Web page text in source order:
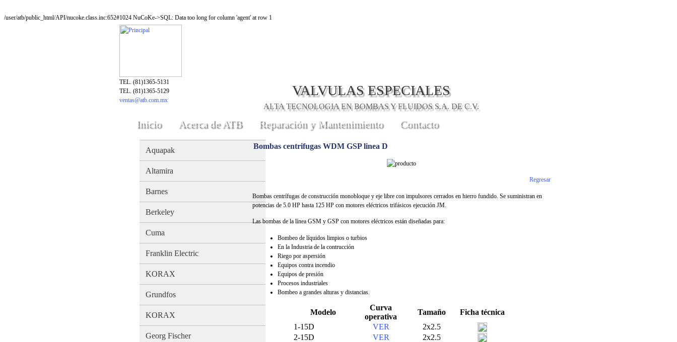
/user/atb/public_html/API/nucoke.class.inc:652#1024 NuCoKe->SQL: Data too long for column 'agent' at row 1
VALVULAS ESPECIALES
TEL. (81)1365-5131
TEL. (81)1365-5129
ventas@atb.com.mx
ALTA TECNOLOGIA EN BOMBAS Y FLUIDOS S.A. DE C.V.
Inicio Acerca de ATB Reparación y Mantenimiento Contacto
Aquapak
Altamira
Barnes
Berkeley
Cuma
Franklin Electric
KORAX
Grundfos
KORAX
Georg Fischer
Bombas centrifugas WDM GSP linea D
Regresar
Bombas centrífugas de construcción monobloque y eje libre con impulsores cerrados en hierro fundido. Se suministran en
potencias de 5.0 HP hasta 125 HP con motores eléctricos trifásicos ejecución JM.
Las bombas de la línea GSM y GSP con motores eléctricos están diseñadas para:
Bombeo de líquidos limpios o turbios
En la Industria de la contrucción
Riego por aspersión
Equipos contra incendio
Equipos de presión
Procesos industriales
Bombeo a grandes alturas y distancias.
Modelo
Curva
operativa
Tamaño
Ficha técnica
1-15D
VER
2x2.5
2-15D
VER 2x2.5